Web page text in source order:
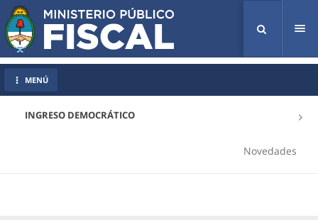
INGRESO DEMOCRÁTICO
Novedades
MENÚ